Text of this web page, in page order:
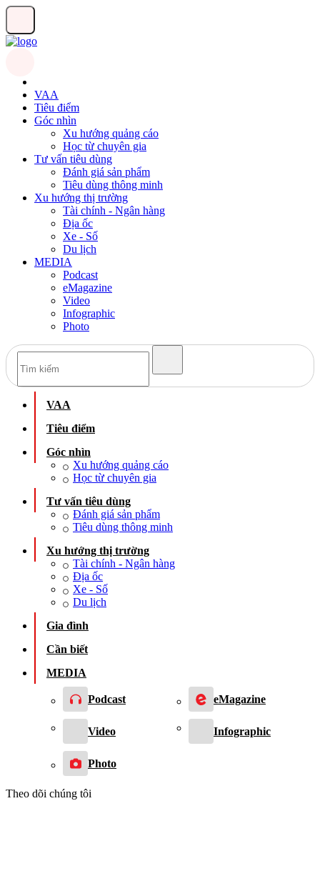
VAA
Tiêu điểm
Góc nhìn
Xu hướng quảng cáo
Học từ chuyên gia
Tư vấn tiêu dùng
Đánh giá sản phẩm
Tiêu dùng thông minh
Xu hướng thị trường
Tài chính - Ngân hàng
Địa ốc
Xe - Số
Du lịch
MEDIA
Podcast
eMagazine
Video
Infographic
Photo
VAA
Tiêu điểm
Góc nhìn
Xu hướng quảng cáo
Học từ chuyên gia
Tư vấn tiêu dùng
Đánh giá sản phẩm
Tiêu dùng thông minh
Xu hướng thị trường
Tài chính - Ngân hàng
Địa ốc
Xe - Số
Du lịch
Gia đình
Cần biết
MEDIA
Podcast eMagazine
Video Infographic
Photo
Theo dõi chúng tôi